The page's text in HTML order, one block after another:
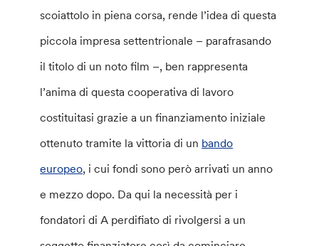
scoiattolo in piena corsa, rende l’idea di questa
piccola impresa settentrionale – parafrasando
il titolo di un noto film –, ben rappresenta
l’anima di questa cooperativa di lavoro
costituitasi grazie a un finanziamento iniziale
ottenuto tramite la vittoria di un bando
europeo, i cui fondi sono però arrivati un anno
e mezzo dopo. Da qui la necessità per i
fondatori di A perdifiato di rivolgersi a un